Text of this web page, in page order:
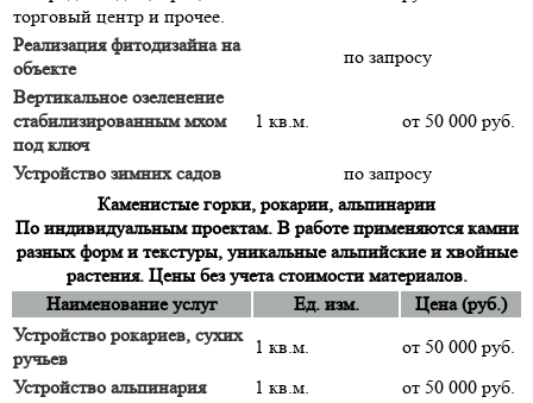
торговый центр и прочее.
Реализация фитодизайна на
объекте
по запросу
Вертикальное озеленение
стабилизированным мхом
под ключ
1 кв.м. от 50 000 руб.
Устройство зимних садов
по запросу
Каменистые горки, рокарии, альпинарии
По индивидуальным проектам. В работе применяются камни
разных форм и текстуры, уникальные альпийские и хвойные
растения. Цены без учета стоимости материалов.
Наименование услуг
Ед. изм.
Цена (руб.)
Устройство рокариев, сухих
ручьев
1 кв.м.
от 50 000 руб.
Устройство альпинария
1 кв.м.
от 50 000 руб.